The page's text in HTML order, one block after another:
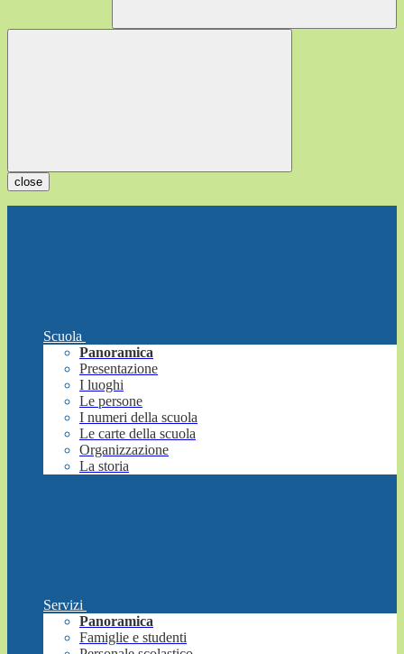
close
Scuola
Panoramica
Presentazione
I luoghi
Le persone
I numeri della scuola
Le carte della scuola
Organizzazione
La storia
Servizi
Panoramica
Famiglie e studenti